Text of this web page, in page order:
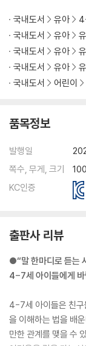
국내도서 유아
국내도서
유아
국내도서
유아
국내도서
유아
국내도서
어린이
품목정보
발행일
쪽수, 무게, 크기
KC인증
출판사 리뷰
●“말 한마디로 듣는
4-7세 아이들에게 바
4-7세 아이들은 친구
을 이해하는 법을 배
만한 관계를 맺을 수